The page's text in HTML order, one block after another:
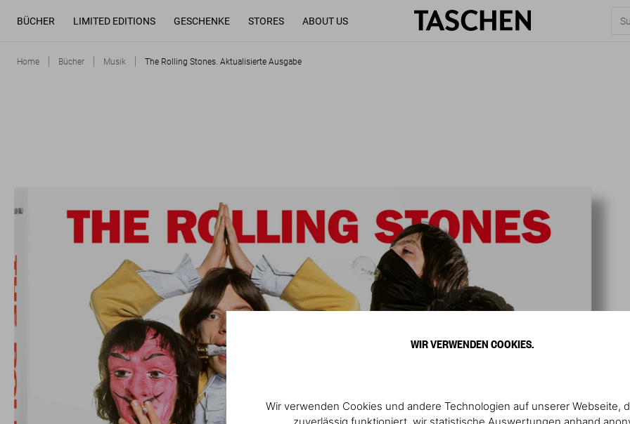
WIR VERWENDEN COOKIES.
Wir verwenden Cookies und andere Technologien auf unserer Webseite,
BÜCHER LIMITED EDITIONS GESCHENKE STORES ABOUT US
Home Bücher Musik The Rolling Stones. Aktualisierte Ausgabe